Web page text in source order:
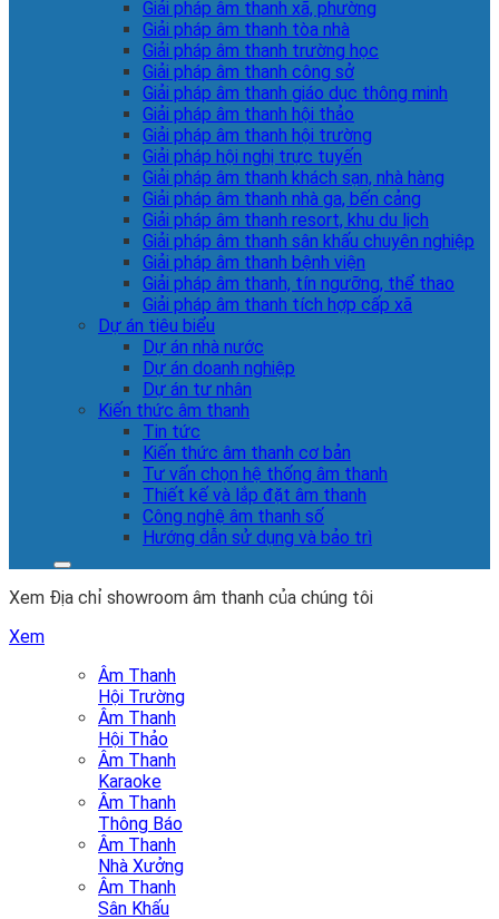
Giải pháp âm thanh xã, phường
Giải pháp âm thanh tòa nhà
Giải pháp âm thanh trường học
Giải pháp âm thanh công sở
Giải pháp âm thanh giáo dục thông minh
Giải pháp âm thanh hội thảo
Giải pháp âm thanh hội trường
Giải pháp hội nghị trực tuyến
Giải pháp âm thanh khách sạn, nhà hàng
Giải pháp âm thanh nhà ga, bến cảng
Giải pháp âm thanh resort, khu du lịch
Giải pháp âm thanh sân khấu chuyên nghiệp
Giải pháp âm thanh bệnh viện
Giải pháp âm thanh, tín ngưỡng, thể thao
Giải pháp âm thanh tích hợp cấp xã
Dự án tiêu biểu
Dự án nhà nước
Dự án doanh nghiệp
Dự án tư nhân
Kiến thức âm thanh
Tin tức
Kiến thức âm thanh cơ bản
Tư vấn chọn hệ thống âm thanh
Thiết kế và lắp đặt âm thanh
Công nghệ âm thanh số
Hướng dẫn sử dụng và bảo trì
Xem Địa chỉ showroom âm thanh của chúng tôi
Xem
Âm Thanh
Hội Trường
Âm Thanh
Hội Thảo
Âm Thanh
Karaoke
Âm Thanh
Thông Báo
Âm Thanh
Nhà Xưởng
Âm Thanh
Sân Khấu